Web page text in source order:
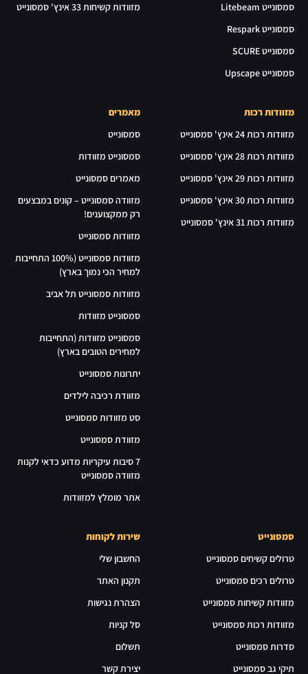
סמסונייט Litebeam
סמסונייט Respark
סמסונייט SCURE
סמסונייט Upscape
מזוודות קשיחות 33 אינץ' סמסונייט
מזוודות רכות
מזוודות רכות 24 אינץ' סמסונייט
מזוודות רכות 28 אינץ' סמסונייט
מזוודות רכות 29 אינץ' סמסונייט
מזוודות רכות 30 אינץ' סמסונייט
מזוודות רכות 31 אינץ' סמסונייט
מאמרים
סמסונייט
סמסונייט מזוודות
מאמרים סמסונייט
מזוודה סמסונייט – קונים במבצעים
רק ממקצוענים!
מזוודות סמסונייט
מזוודות סמסונייט (100% התחייבות
למחיר הכי נמוך בארץ)
מזוודות סמסונייט תל אביב
סמסונייט מזוודות
סמסונייט מזוודות (התחייבות
למחירים הטובים בארץ)
יתרונות סמסונייט
מזוודת רכיבה לילדים
סט מזוודות סמסונייט
מזוודת סמסונייט
7 סיבות עיקריות מדוע כדאי לקנות
מזוודה סמסונייט
אתר מומלץ למזוודות
סמסונייט
טרולים קשיחים סמסונייט
טרולים רכים סמסונייט
מזוודות קשיחות סמסונייט
מזוודות רכות סמסונייט
סדרות סמסונייט
תיקי גב סמסונייט
שירות לקוחות
החשבון שלי
תקנון האתר
הצהרת נגישות
סל קניות
תשלום
יצירת קשר